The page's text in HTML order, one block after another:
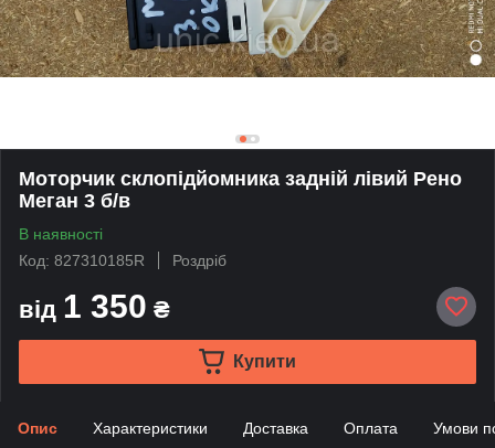
Моторчик склопідйомника задній лівий Рено
Меган 3 б/в
В наявності
Код: 827310185R
Роздріб
від 1 350 ₴
Купити
Опис Характеристики Доставка Оплата Умови